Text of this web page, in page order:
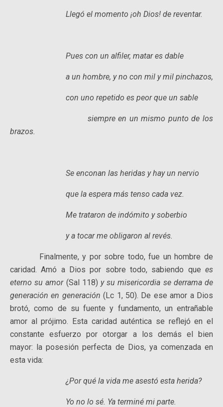
Llegó el momento ¡oh Dios! de reventar.
Pues con un alfiler, matar es dable
a un hombre, y no con mil y mil pinchazos,
con uno repetido es peor que un sable
siempre en un mismo punto de los
brazos.
Se enconan las heridas y hay un nervio
que la espera más tenso cada vez.
Me trataron de indómito y soberbio
y a tocar me obligaron al revés.
Finalmente, y por sobre todo, fue un hombre de
caridad. Amó a Dios por sobre todo, sabiendo que es
eterno su amor (Sal 118) y su misericordia se derrama de
generación en generación (Lc 1, 50). De ese amor a Dios
brotó, como de su fuente y fundamento, un entrañable
amor al prójimo. Esta caridad auténtica se reflejó en el
constante esfuerzo por otorgar a los demás el bien
mayor: la posesión perfecta de Dios, ya comenzada en
esta vida:
¿Por qué la vida me asestó esta herida?
Yo no lo sé. Ya terminé mi parte.